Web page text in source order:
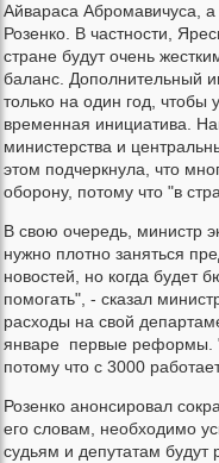
Айвараса Абромавичуса,
Розенко. В частности,
стране будут очень
баланс. Дополнительный
только на один год, чтобы
временная инициатива.
министерства и
этом подчеркнула, что
оборону, потому что "в
В свою очередь, министр
нужно плотно заняться
новостей, но когда будет
помогать", - сказал
расходы на свой
январе первые реформы.
потому что с 3000
Розенко анонсировал
его словам, необходимо
судьям и депутатам будут